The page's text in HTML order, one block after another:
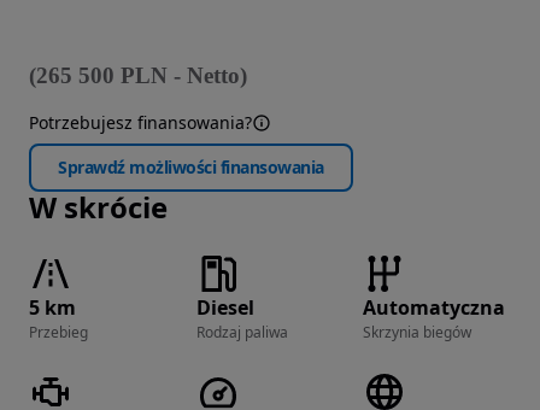
(265 500 PLN - Netto)
Potrzebujesz finansowania?
Sprawdź możliwości finansowania
W skrócie
5 km
Przebieg
Diesel
Rodzaj paliwa
Automatyczna
Skrzynia biegów